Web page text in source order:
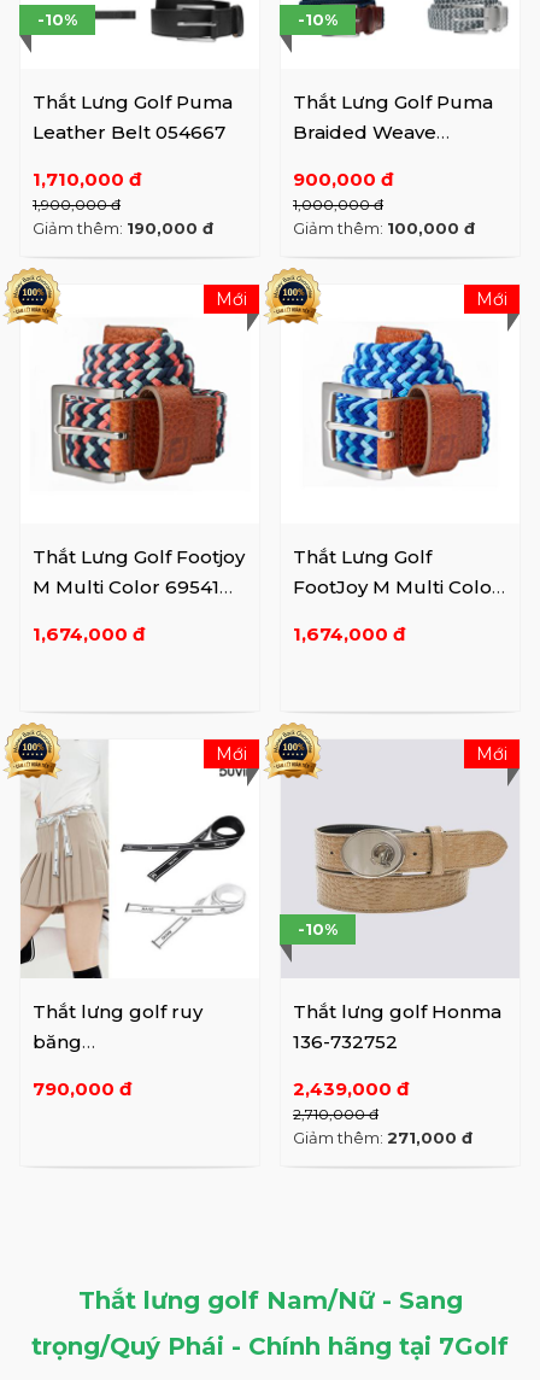
Thắt Lưng Golf Puma
Leather Belt 054667
1,710,000 đ
1,900,000 đ
-10%
Giảm thêm: 190,000 đ
Thắt Lưng Golf Puma
Braided Weave
900,000 đ
1,000,000 đ
-10%
Giảm thêm: 100,000 đ
Thắt Lưng Golf Footjoy
M Multi Color 69541
1,674,000 đ
Mới
Thắt Lưng Golf
FootJoy M Multi Color
Sky
1,674,000 đ
Mới
Thắt lưng golf ruy
băng
790,000 đ
Mới
Thắt lưng golf Honma
136-732752
2,439,000 đ
2,710,000 đ
-10%
Giảm thêm: 271,000 đ
Mới
Thắt lưng golf Nam/Nữ - Sang
trọng/Quý Phái - Chính hãng tại 7Golf